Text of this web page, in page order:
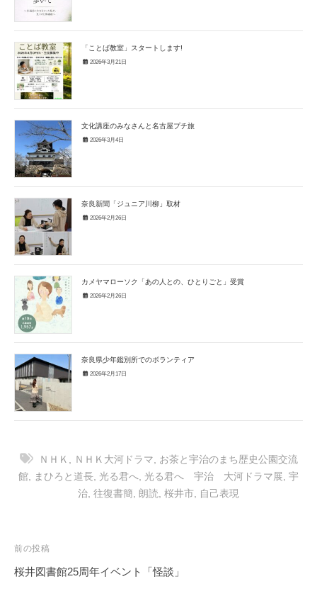
「ことば教室」スタートします!
2026年3月21日
文化講座のみなさんと名古屋プチ旅
2026年3月4日
奈良新聞「ジュニア川柳」取材
2026年2月26日
カメヤマローソク「あの人との、ひとりごと」受賞
2026年2月26日
奈良県少年鑑別所でのボランティア
2026年2月17日
ＮＨＫ , ＮＨＫ大河ドラマ, お茶と宇治のまち歴史公園交流
館, まひろと道長, 光る君へ, 光る君へ 宇治 大河ドラマ展, 宇
治, 往復書簡, 朗読, 桜井市, 自己表現
投
稿
前の投稿
桜井図書館25周年イベント「怪談」